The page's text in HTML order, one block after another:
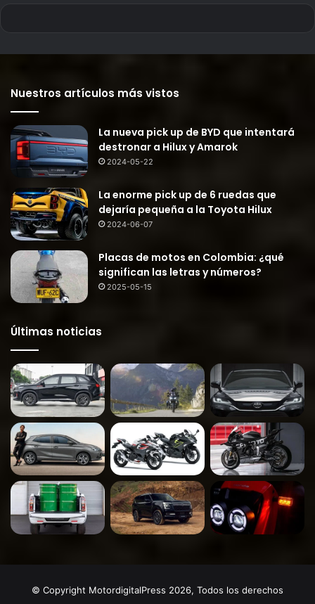
Nuestros artículos más vistos
La nueva pick up de BYD que intentará
destronar a Hilux y Amarok
2024-05-22
La enorme pick up de 6 ruedas que
dejaría pequeña a la Toyota Hilux
2024-06-07
Placas de motos en Colombia: ¿qué
significan las letras y números?
2025-05-15
Últimas noticias
© Copyright MotordigitalPress 2026, Todos los derechos